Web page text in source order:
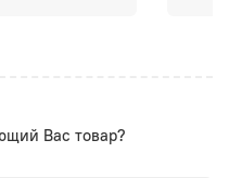
Вас товар?